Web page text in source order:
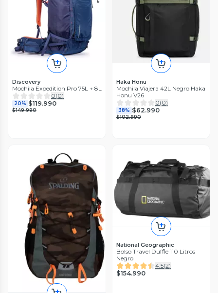
Discovery
Mochila Expedition Pro 75L + 8L
0(0)
20% $119.990
$149.990
Haka Honu
Mochila Viajera 42L Negro Haka
Honu V26
0(0)
38% $62.990
$102.990
National Geographic
Bolso Travel Duffle 110 Litros
Negro
4.5(2)
$154.990